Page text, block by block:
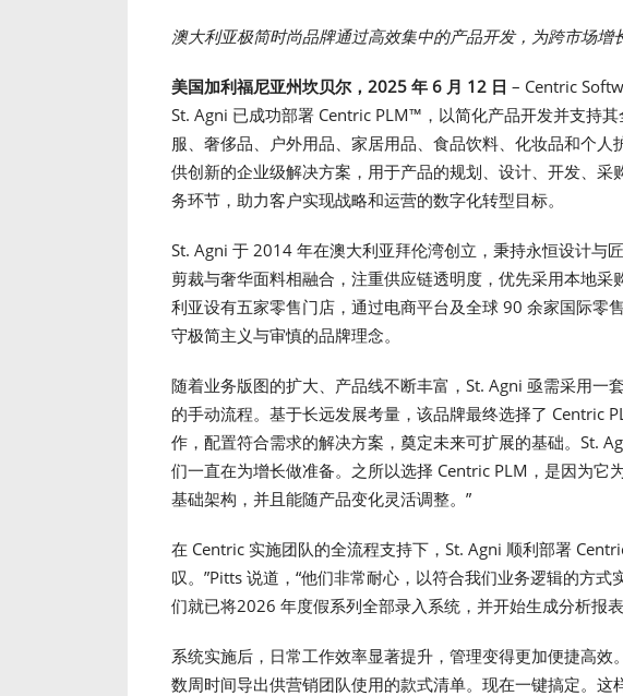
澳大利亚极简时尚品牌通过高效集中的产品开发，为跨市场增
美国加利福尼亚州坎贝尔， 2025 年 6 月 12 日 – Centric
St. Agni 已成功部署 Centric PLM™，以简化产品开发并支持
服、奢侈品、户外用品、家居用品、食品饮料、化妆品和个人
供创新的企业级解决方案，用于产品的规划、设计、开发、采
务环节，助力客户实现战略和运营的数字化转型目标。
St. Agni 于 2014 年在澳大利亚拜伦湾创立，秉持永恒设计与
剪裁与奢华面料相融合，注重供应链透明度，优先采用本地采
利亚设有五家零售门店，通过电商平台及全球 90 余家国际零
守极简主义与审慎的品牌理念。
随着业务版图的扩大、产品线不断丰富，St. Agni 亟需采用一
的手动流程。基于长远发展考量，该品牌最终选择了 Centric
作，配置符合需求的解决方案，奠定未来可扩展的基础。St.
们一直在为增长做准备。之所以选择 Centric PLM，是因为它
基础架构，并且能随产品变化灵活调整。”
在 Centric 实施团队的全流程支持下，St. Agni 顺利部署
叹。”Pitts 说道，“他们非常耐心，以符合我们业务逻辑的方
们就已将2026 年度假系列全部录入系统，并开始生成分析报
系统实施后，日常工作效率显著提升，管理变得更加便捷高效
数周时间导出供营销团队使用的款式清单。现在一键搞定。这